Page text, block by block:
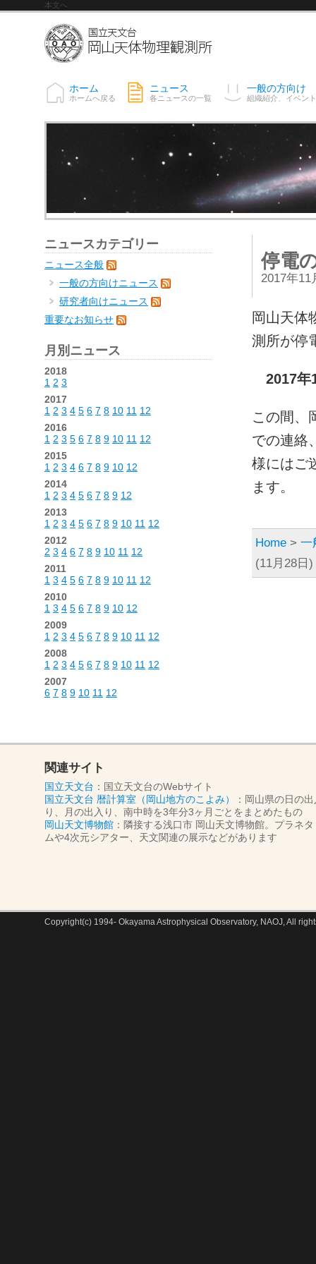
本文へ
ホーム
ホームへ戻る
ニュース
各ニュースの一覧
一般の方向け
組織紹介、イベン
停電
2017年
岡山天体
測所が停
2017年
この間、
での連絡
様にはご
ます。
Home > 一
(11月28日
ニュースカテゴリー
ニュース全般
一般の方向けニュース
研究者向けニュース
重要なお知らせ
月別ニュース
2018
1 2 3
2017
1 2 3 4 5 6 7 8 10 11 12
2016
1 2 3 5 6 7 8 9 10 11 12
2015
1 2 3 4 6 7 8 9 10 12
2014
1 2 3 4 5 6 7 8 9 12
2013
1 2 3 4 5 6 7 8 9 10 11 12
2012
2 3 4 6 7 8 9 10 11 12
2011
1 3 4 5 6 7 8 9 10 11 12
2010
1 3 4 5 6 7 8 9 10 12
2009
1 2 3 4 5 6 7 8 9 10 11 12
2008
1 2 3 4 5 6 7 8 9 10 11 12
2007
6 7 8 9 10 11 12
関連サイト
国立天文台 ：国立天文台のWebサイト
国立天文台 暦計算室（岡山地方のこよみ）
：岡山県の日の
り、月の出入り、南中時を3年分3ヶ月ごとをまとめたもの
岡山天文博物館 ：隣接する浅口市 岡山天文博物館。プラネタ
ムや4次元シアター、天文関連の展示などがあります
Copyright(c) 1994- Okayama Astrophysical Observatory, NAOJ, All